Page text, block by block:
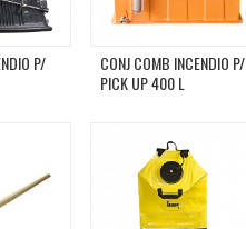
P/
CONJ COMB INCENDIO P/
PICK UP 400 L